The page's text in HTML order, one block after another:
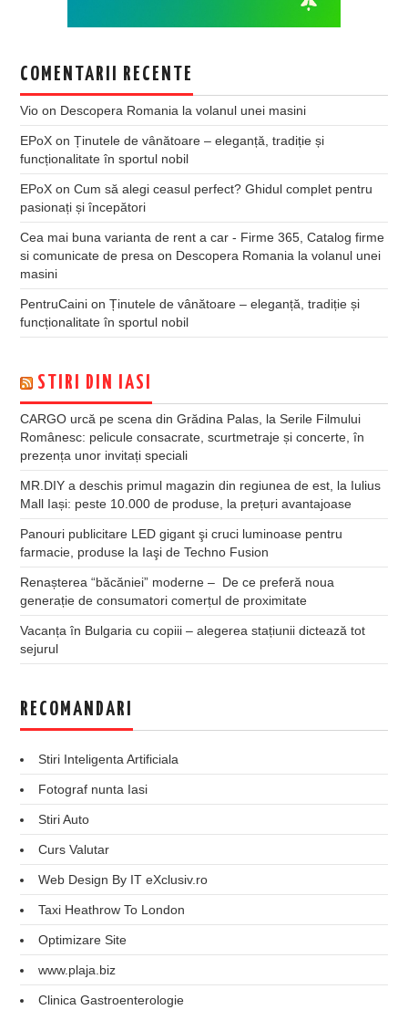
COMENTARII RECENTE
Vio on Descopera Romania la volanul unei masini
EPoX onȚinutele de vânătoare – eleganță, tradiție și
funcționalitate în sportul nobil
EPoX onCum să alegi ceasul perfect? Ghidul complet pentru
pasionați și începători
Cea mai buna varianta de rent a car - Firme 365, Catalog firme
si comunicate de presa on Descopera Romania la volanul unei
masini
PentruCaini onȚinutele de vânătoare – eleganță, tradiție și
funcționalitate în sportul nobil
STIRI DIN IASI
CARGO urcă pe scena din Grădina Palas, la Serile Filmului
Românesc: pelicule consacrate, scurtmetraje și concerte, în
prezența unor invitați speciali
MR.DIY a deschis primul magazin din regiunea de est, la Iulius
Mall Iași: peste 10.000 de produse, la prețuri avantajoase
Panouri publicitare LED gigant şi cruci luminoase pentru
farmacie, produse la Iaşi de Techno Fusion
Renașterea “băcăniei” moderne – De ce preferă noua
generație de consumatori comerțul de proximitate
Vacanța în Bulgaria cu copiii – alegerea stațiunii dictează tot
sejurul
RECOMANDARI
Stiri Inteligenta Artificiala
Fotograf nunta Iasi
Stiri Auto
Curs Valutar
Web Design By IT eXclusiv.ro
Taxi Heathrow To London
Optimizare Site
www.plaja.biz
Clinica Gastroenterologie